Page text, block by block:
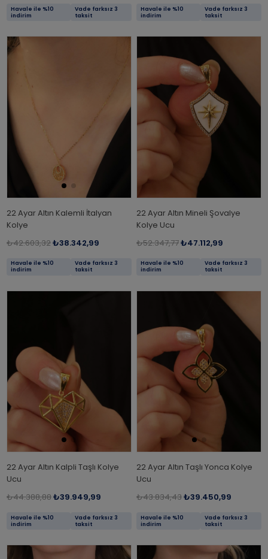
Havale ile %10
indirim
Vade farksız 3
taksit
Havale ile %10
indirim
Vade farksız 3
taksit
22 Ayar Altın Kalemli İtalyan
Kolye
₺42.603,32₺38.342,99
Havale ile %10
indirim
Vade farksız 3
taksit
22 Ayar Altın Mineli Şovalye
Kolye Ucu
₺52.347,77₺47.112,99
Havale ile %10
indirim
Vade farksız 3
taksit
22 Ayar Altın Kalpli Taşlı Kolye
Ucu
₺44.388,88₺39.949,99
Havale ile %10
indirim
Vade farksız 3
taksit
22 Ayar Altın Taşlı Yonca Kolye
Ucu
₺43.834,43₺39.450,99
Havale ile %10
indirim
Vade farksız 3
taksit